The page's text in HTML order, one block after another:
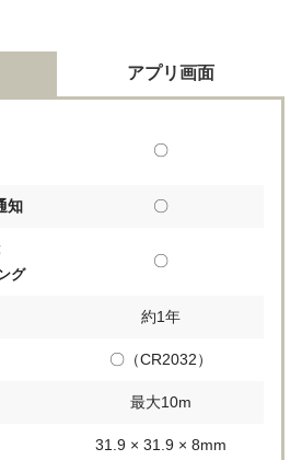
アプリ画面
〇
知 〇
グ
〇
約1年
〇（CR2032）
最大10m
31.9 × 31.9 × 8mm